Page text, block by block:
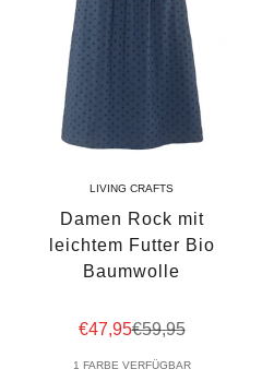
LIVING CRAFTS
Damen Rock mit
leichtem Futter Bio
Baumwolle
Angebot
€47,95Regulärer Preis
€59,95
1 FARBE VERFÜGBAR